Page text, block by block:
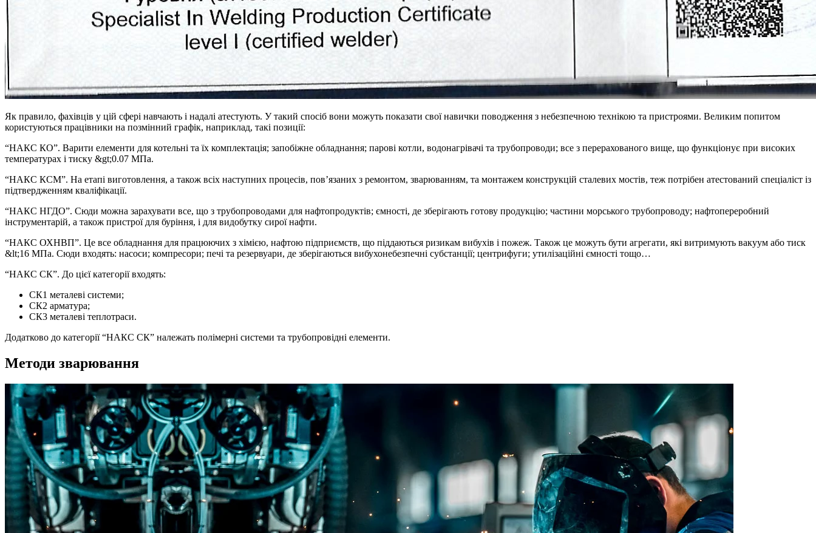
Як правило, фахівців у цій сфері навчають і надалі атестують. У такий спосіб вони можуть показати свої навички поводження з небезпечною технікою та пристроями. Великим попитом
користуються працівники на позмінний графік, наприклад, такі позиції:
“НАКС КО”. Варити елементи для котельні та їх комплектація; запобіжне обладнання; парові котли, водонагрівачі та трубопроводи; все з перерахованого вище, що функціонує при високих
температурах і тиску &gt;0.07 МПа.
“НАКС КСМ”. На етапі виготовлення, а також всіх наступних процесів, пов’язаних з ремонтом, зварюванням, та монтажем конструкцій сталевих мостів, теж потрібен атестований спеціаліст із
підтвердженням кваліфікації.
“НАКС НГДО”. Сюди можна зарахувати все, що з трубопроводами для нафтопродуктів; ємності, де зберігають готову продукцію; частини морського трубопроводу; нафтопереробний
інструментарій, а також пристрої для буріння, і для видобутку сирої нафти.
“НАКС ОХНВП”. Це все обладнання для працюючих з хімією, нафтою підприємств, що піддаються ризикам вибухів і пожеж. Також це можуть бути агрегати, які витримують вакуум або тиск
&lt;16 МПа. Сюди входять: насоси; компресори; печі та резервуари, де зберігаються вибухонебезпечні субстанції; центрифуги; утилізаційні ємності тощо…
“НАКС СК”. До цієї категорії входять:
СК1 металеві системи;
СК2 арматура;
СК3 металеві теплотраси.
Додатково до категорії “НАКС СК” належать полімерні системи та трубопровідні елементи.
Методи зварювання